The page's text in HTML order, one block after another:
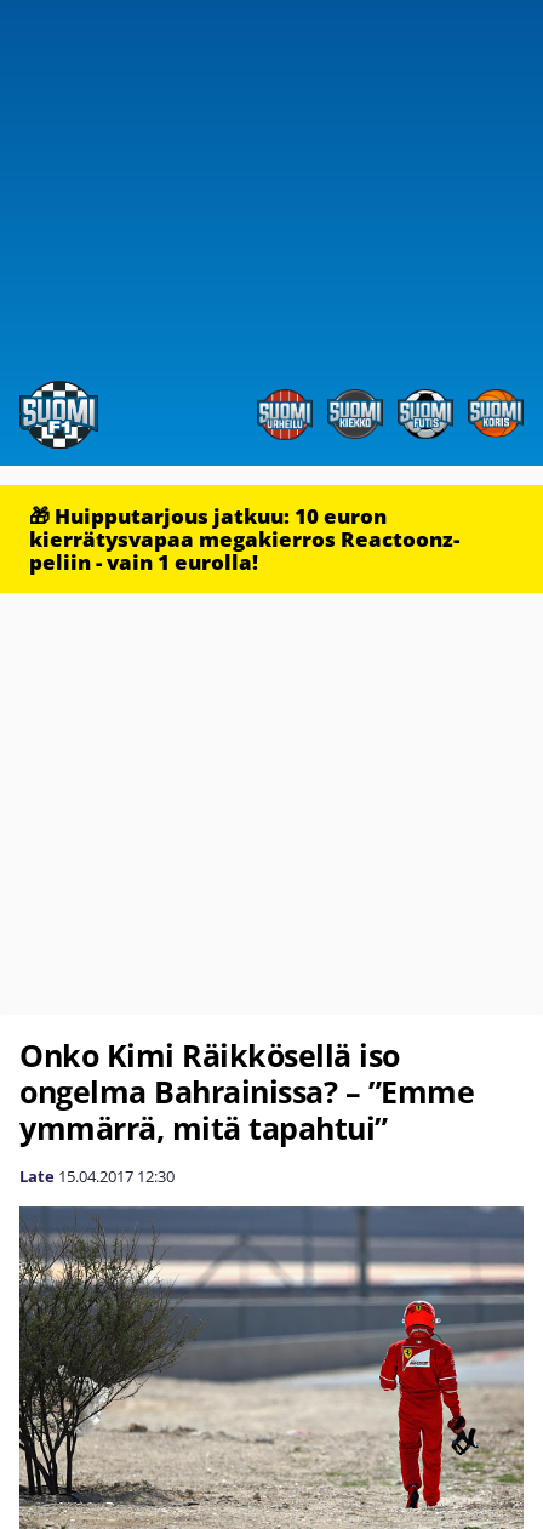
🎁 Huipputarjous jatkuu: 10 euron
kierrätysvapaa megakierros Reactoonz-
peliin - vain 1 eurolla!
Onko Kimi Räikkösellä iso
ongelma Bahrainissa? – ”Emme
ymmärrä, mitä tapahtui”
Late 15.04.2017 12:30